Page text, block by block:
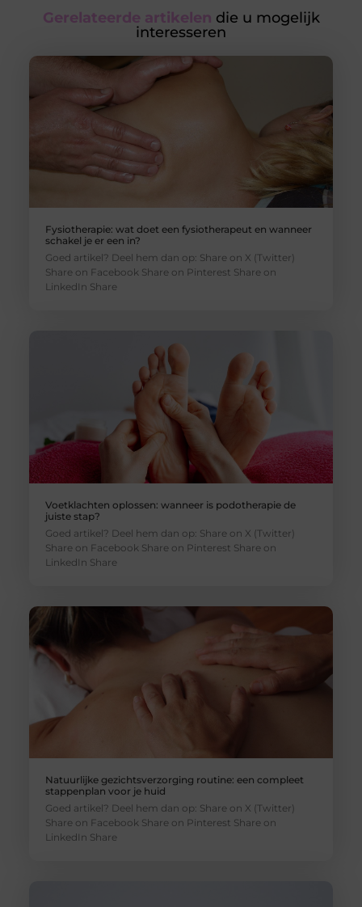
Gerelateerde artikelen die u mogelijk
interesseren
Fysiotherapie: wat doet een fysiotherapeut en wanneer
schakel je er een in?
Goed artikel? Deel hem dan op: Share on X (Twitter)
Share on Facebook Share on Pinterest Share on
LinkedIn Share
Voetklachten oplossen: wanneer is podotherapie de
juiste stap?
Goed artikel? Deel hem dan op: Share on X (Twitter)
Share on Facebook Share on Pinterest Share on
LinkedIn Share
Natuurlijke gezichtsverzorging routine: een compleet
stappenplan voor je huid
Goed artikel? Deel hem dan op: Share on X (Twitter)
Share on Facebook Share on Pinterest Share on
LinkedIn Share